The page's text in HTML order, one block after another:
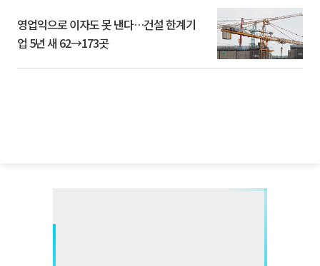
영업익으로 이자도 못 낸다…건설 한계기
업 5년 새 62→173곳